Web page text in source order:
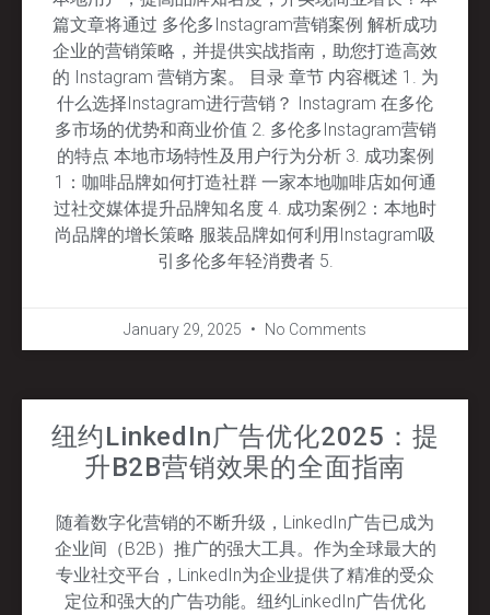
篇文章将通过 多伦多Instagram营销案例 解析成功
企业的营销策略，并提供实战指南，助您打造高效
的 Instagram 营销方案。 目录 章节 内容概述 1. 为
什么选择Instagram进行营销？ Instagram 在多伦
多市场的优势和商业价值 2. 多伦多Instagram营销
的特点 本地市场特性及用户行为分析 3. 成功案例
1：咖啡品牌如何打造社群 一家本地咖啡店如何通
过社交媒体提升品牌知名度 4. 成功案例2：本地时
尚品牌的增长策略 服装品牌如何利用Instagram吸
引多伦多年轻消费者 5.
January 29, 2025 No Comments
纽约LinkedIn广告优化2025：提
升B2B营销效果的全面指南
随着数字化营销的不断升级，LinkedIn广告已成为
企业间（B2B）推广的强大工具。作为全球最大的
专业社交平台，LinkedIn为企业提供了精准的受众
定位和强大的广告功能。纽约LinkedIn广告优化